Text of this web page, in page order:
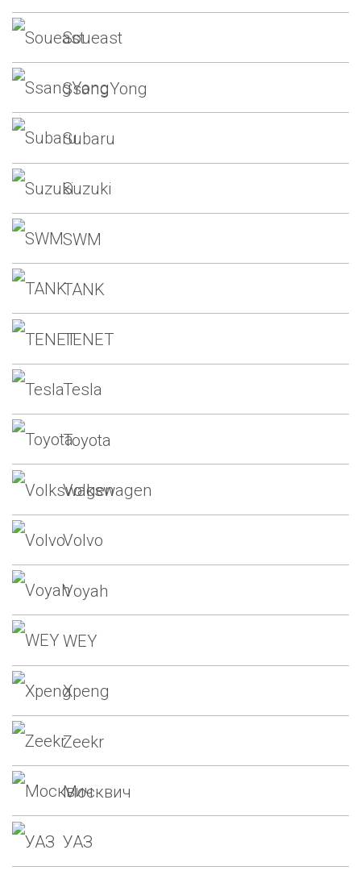
Soueast
SsangYong
Subaru
Suzuki
SWM
TANK
TENET
Tesla
Toyota
Volkswagen
Volvo
Voyah
WEY
Xpeng
Zeekr
Москвич
УАЗ